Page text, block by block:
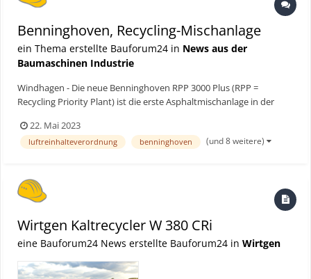
Benninghoven, Recycling-Mischanlage
ein Thema erstellte Bauforum24 in News aus der
Baumaschinen Industrie
Windhagen - Die neue Benninghoven RPP 3000 Plus (RPP =
Recycling Priority Plant) ist die erste Asphaltmischanlage in der
Heißgaserzeugertechnologie ausgestattet ist. Beim Kunden
punktet sie vor allem durch hohe Recyclingquoten, geringe
22. Mai 2023
luftreinhalteverordnung benninghoven (und 8 weitere)
Wirtgen Kaltrecycler W 380 CRi
eine Bauforum24 News erstellte Bauforum24 in Wirtgen